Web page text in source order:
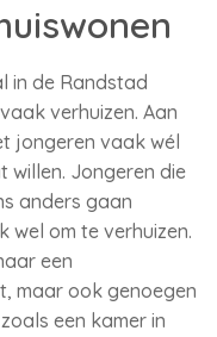
in de Randstad
verhuizen. Aan
jongeren vaak wél
willen. Jongeren die
anders gaan
wel om te verhuizen.
een
maar ook genoegen
een kamer in